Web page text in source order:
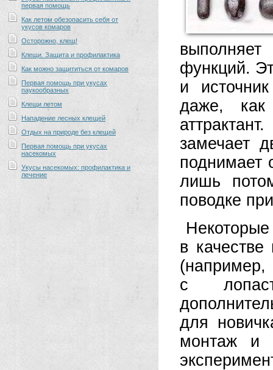
первая помощь
Как летом обезопасить себя от
укусов комаров
Осторожно, клещ!
Клещи. Защита и профилактика
Как можно защититься от комаров
Первая помощь при укусах
паукообразных
Клещи летом
Нападение лесных клещей
Отдых на природе без клещей
Первая помощь при укусах
насекомых
Укусы насекомых: профилактика и
лечение
функций.
и
даже, как
замечает
поднимает
лишь
поводке
в
(например,
с
для
монтаж и